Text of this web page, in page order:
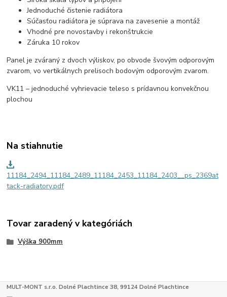
Jednoduché čistenie radiátora
Súčasťou radiátora je súprava na zavesenie a montáž
Vhodné pre novostavby i rekonštrukcie
Záruka 10 rokov
Panel je zváraný z dvoch výliskov, po obvode švovým odporovým
zvarom, vo vertikálnych prelisoch bodovým odporovým zvarom.
VK11 – jednoduché vyhrievacie teleso s prídavnou konvekčnou
plochou
Na stiahnutie
11184_2494_11184_2489_11184_2453_11184_2403__ps_2369at
tack-radiatory.pdf
Tovar zaradený v kategóriách
Výška 900mm
MULT-MONT s.r.o. Dolné Plachtince 38, 99124 Dolné Plachtince